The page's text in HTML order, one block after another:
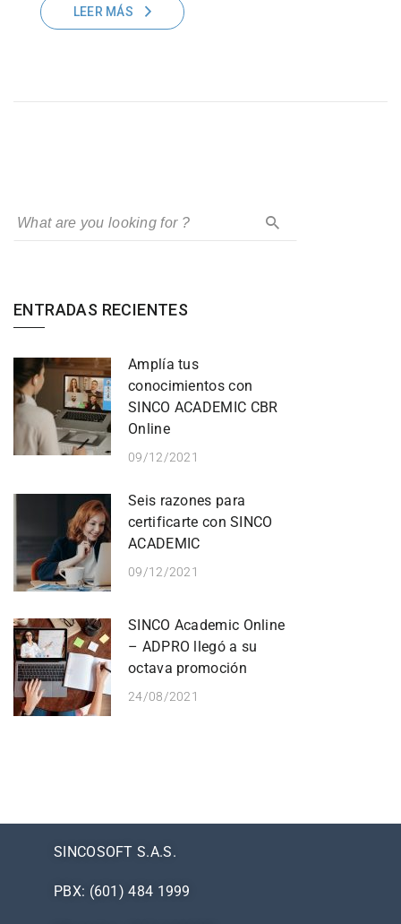
LEER MÁS
ENTRADAS RECIENTES
Amplía tus
conocimientos con
SINCO ACADEMIC CBR
Online
09/12/2021
Seis razones para
certificarte con SINCO
ACADEMIC
09/12/2021
SINCO Academic Online
– ADPRO llegó a su
octava promoción
24/08/2021
SINCOSOFT S.A.S.
PBX: (601) 484 1999